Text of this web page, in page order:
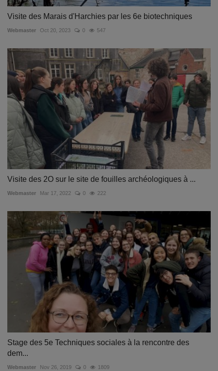
Visite des Marais d'Harchies par les 6e biotechniques
Webmaster Oct 20, 2023 0 547
Visite des 2O sur le site de fouilles archéologiques à ...
Webmaster Mar 17, 2022 0 222
Stage des 5e Techniques sociales à la rencontre des
dem...
Webmaster Nov 26, 2019 0 1809